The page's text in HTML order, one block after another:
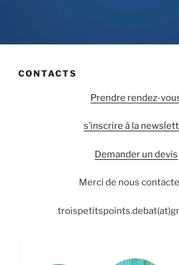
CONTACTS
Prendre rendez-
s’inscrire à la
Demander un devis
Merci de nous